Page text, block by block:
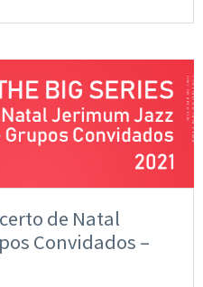
de Natal
Convidados –